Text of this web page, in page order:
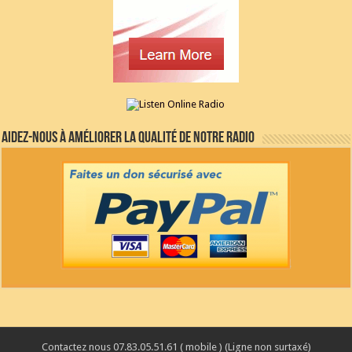
Aidez-nous à améliorer la qualité de notre radio
Contactez nous 07.83.05.51.61 ( mobile ) (Ligne non surtaxé)